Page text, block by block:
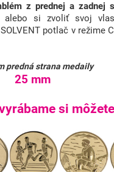
z prednej a zadnej
alebo si zvoliť svoj
potlač v režime
predná strana medaily
25 mm
si